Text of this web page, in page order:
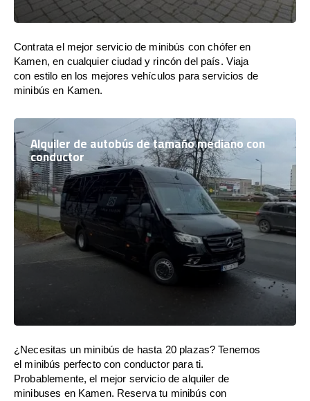
Contrata el mejor servicio de minibús con chófer en
Kamen, en cualquier ciudad y rincón del país. Viaja
con estilo en los mejores vehículos para servicios de
minibús en Kamen.
Alquiler de autobús de tamaño mediano con
conductor
¿Necesitas un minibús de hasta 20 plazas? Tenemos
el minibús perfecto con conductor para ti.
Probablemente, el mejor servicio de alquiler de
minibuses en Kamen. Reserva tu minibús con